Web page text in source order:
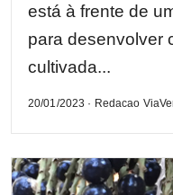
está à frente de
para desenvolver
cultivada...
20/01/2023 · Redacao